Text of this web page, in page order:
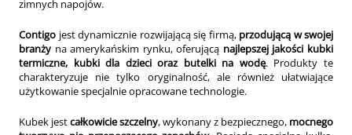
zimnych napojów.
Contigo jest dynamicznie rozwijającą się firmą, przodującą w swojej
branży na amerykańskim rynku, oferującą najlepszej jakości kubki
termiczne, kubki dla dzieci oraz butelki na wodę. Produkty te
charakteryzuje nie tylko oryginalność, ale również ułatwiające
użytkowanie specjalnie opracowane technologie.
Kubek jestcałkowicie szczelny, wykonany z bezpiecznego, mocnego